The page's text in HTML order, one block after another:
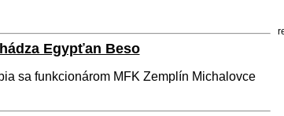
Egypťan Beso
sa funkcionárom MFK Zemplín Michalovce